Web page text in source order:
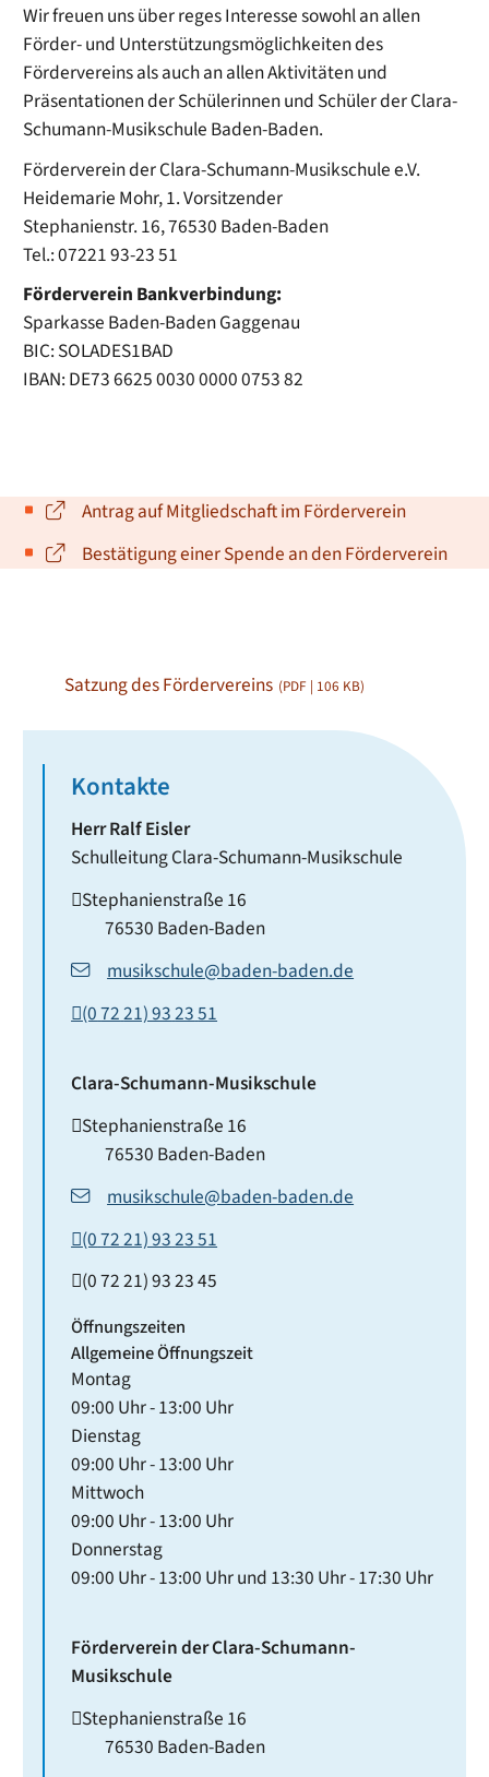
Wir freuen uns über reges Interesse sowohl an allen
Förder- und Unterstützungsmöglichkeiten des
Fördervereins als auch an allen Aktivitäten und
Präsentationen der Schülerinnen und Schüler der Clara-
Schumann-Musikschule Baden-Baden.
Förderverein der Clara-Schumann-Musikschule e.V.
Heidemarie Mohr, 1. Vorsitzender
Stephanienstr. 16, 76530 Baden-Baden
Tel.: 07221 93-23 51
Förderverein Bankverbindung:
Sparkasse Baden-Baden Gaggenau
BIC: SOLADES1BAD
IBAN: DE73 6625 0030 0000 0753 82
Antrag auf Mitgliedschaft im Förderverein
Bestätigung einer Spende an den Förderverein
Satzung des Fördervereins (PDF | 106 KB)
Kontakte
HerrRalfEisler
Schulleitung Clara-Schumann-Musikschule
Stephanienstraße 16
76530 Baden-Baden
musikschule@baden-baden.de
(07221) 932351
Clara-Schumann-Musikschule
Stephanienstraße 16
76530 Baden-Baden
musikschule@baden-baden.de
(07221) 932351
(07221) 932345
Öffnungszeiten
Allgemeine Öffnungszeit
Montag
09:00 Uhr-13:00 Uhr
Dienstag
09:00 Uhr-13:00 Uhr
Mittwoch
09:00 Uhr-13:00 Uhr
Donnerstag
09:00 Uhr-13:00 Uhrund 13:30 Uhr-17:30 Uhr
Förderverein der Clara-Schumann-
Musikschule
Stephanienstraße 16
76530 Baden-Baden